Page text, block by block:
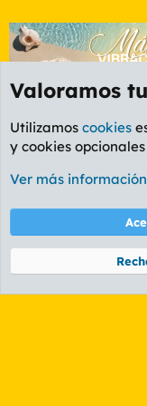
Foro General
Cookies
PL
Community platform by
Valoramos
Utilizamos cookies
y cookies
Ver más